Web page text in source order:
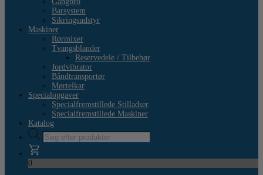
Barsystem
Sikringsudstyr
Maskiner
Rørmixer
Tvangsblander
Reservedele / Tilbehør
Jordvibrator
Båndtransportør
Mørtelkar
Specialopgaver
Specialfremstillede Stilladser
Specialfremstillede Maskiner
Katalog
Products
search
0